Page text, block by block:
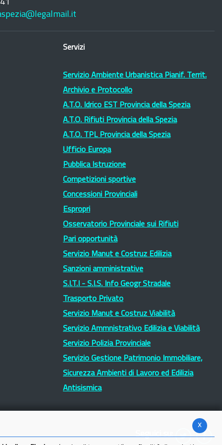
Servizi
Servizio Ambiente Urbanistica Pianif. Territ.
Archivio e Protocollo
A.T.O. Idrico EST Provincia della Spezia
A.T.O. Rifiuti Provincia della Spezia
A.T.O. TPL Provincia della Spezia
Ufficio Europa
Pubblica Istruzione
Competizioni sportive
Concessioni Provinciali
Espropri
Osservatorio Provinciale sui Rifiuti
Pari opportunità
Servizio Manut e Costruz Edilizia
Sanzioni amministrative
S.I.T.I - S.I.S. Info Geogr Stradale
Trasporto Privato
Servizio Manut e Costruz Viabilità
Servizio Ammnistrativo Edilizia e Viabilità
Servizio Polizia Provinciale
Servizio Gestione Patrimonio Immobiliare,
Sicurezza Ambienti di Lavoro ed Edilizia
Antisismica
Seguici su:
x